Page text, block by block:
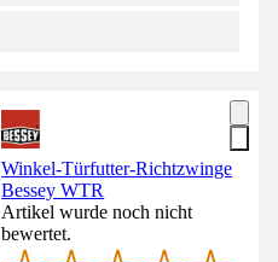
Winkel-Türfutter-Richtzwinge
Bessey WTR
Artikel wurde noch nicht
bewertet.